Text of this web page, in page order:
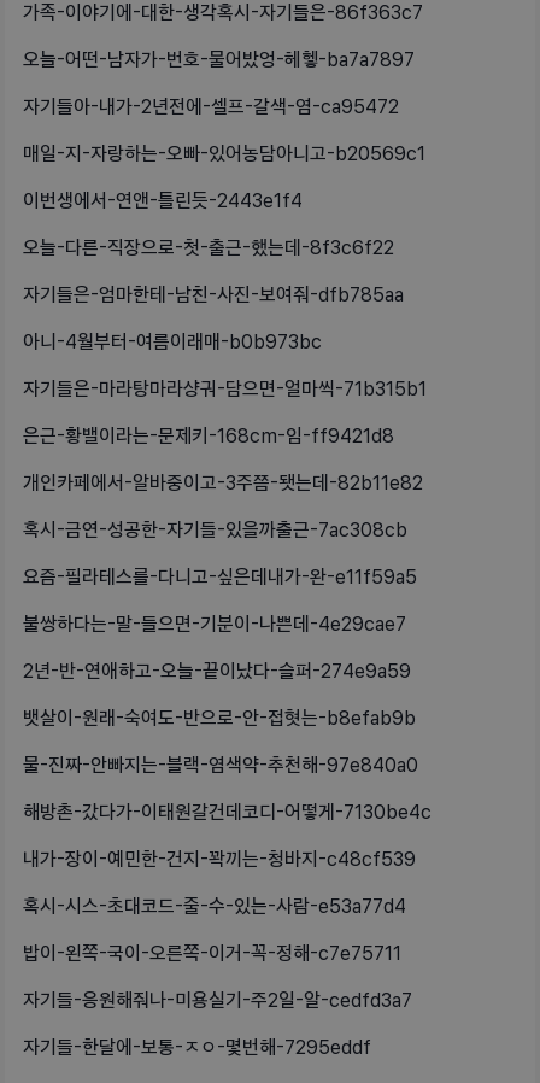
가족-이야기에-대한-생각혹시-자기들은-86f363c7
오늘-어떤-남자가-번호-물어밨엉-헤헿-ba7a7897
자기들아-내가-2년전에-셀프-갈색-염-ca95472
매일-지-자랑하는-오빠-있어농담아니고-b20569c1
이번생에서-연앤-틀린듯-2443e1f4
오늘-다른-직장으로-첫-출근-했는데-8f3c6f22
자기들은-엄마한테-남친-사진-보여줘-dfb785aa
아니-4월부터-여름이래매-b0b973bc
자기들은-마라탕마라샹궈-담으면-얼마씩-71b315b1
은근-황밸이라는-문제키-168cm-임-ff9421d8
개인카페에서-알바중이고-3주쯤-됏는데-82b11e82
혹시-금연-성공한-자기들-있을까출근-7ac308cb
요즘-필라테스를-다니고-싶은데내가-완-e11f59a5
불쌍하다는-말-들으면-기분이-나쁜데-4e29cae7
2년-반-연애하고-오늘-끝이났다-슬퍼-274e9a59
뱃살이-원래-숙여도-반으로-안-접혓는-b8efab9b
물-진짜-안빠지는-블랙-염색약-추천해-97e840a0
해방촌-갔다가-이태원갈건데코디-어떻게-7130be4c
내가-장이-예민한-건지-꽉끼는-청바지-c48cf539
혹시-시스-초대코드-줄-수-있는-사람-e53a77d4
밥이-왼쪽-국이-오른쪽-이거-꼭-정해-c7e75711
자기들-응원해줘나-미용실기-주2일-알-cedfd3a7
자기들-한달에-보통-ㅈㅇ-몇번해-7295eddf